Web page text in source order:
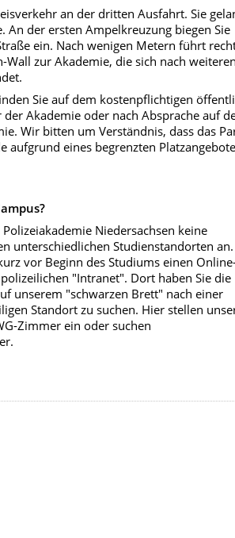
an der dritten Ausfahrt. Sie
An der ersten Ampelkreuzung biegen Sie
ein. Nach wenigen Metern führt
Wall zur Akademie, die sich nach
Sie auf dem kostenpflichtigen
der Akademie oder nach Absprache auf
Wir bitten um Verständnis, dass das
aufgrund eines begrenzten
Niedersachsen keine
unterschiedlichen Studienstandorten an.
vor Beginn des Studiums einen
"Intranet". Dort haben Sie die
unserem "schwarzen Brett" nach einer
Standort zu suchen. Hier stellen
Zimmer ein oder suchen